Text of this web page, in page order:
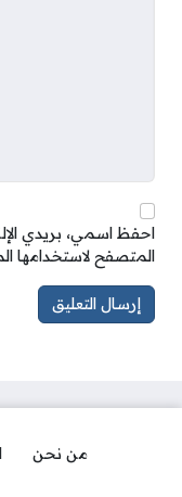
احفظ اسمي، بريدي
المتصفح لاستخدامها
من نحن